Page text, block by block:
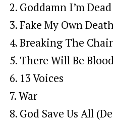
2. Goddamn I’m
3. Fake My Own
4. Breaking The
5. There Will Be
6. 13 Voices
7. War
8. God Save Us All